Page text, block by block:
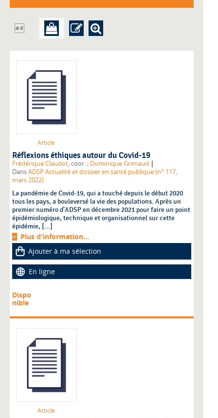
Article
Réflexions éthiques autour du Covid-19
Frédérique Claudot , coor. ; Dominique Grimaud |
DansADSP Actualité et dossier en santé publique (n° 117,
mars 2022)
La pandémie de Covid-19, qui a touché depuis le début 2020
tous les pays, a bouleversé la vie des populations. Après un
premier numéro d'ADSP en décembre 2021 pour faire un point
épidémiologique, technique et organisationnel sur cette
épidémie, [...]
Plus d'information...
Ajouter à ma sélection
En ligne
Dispo
nible
Article